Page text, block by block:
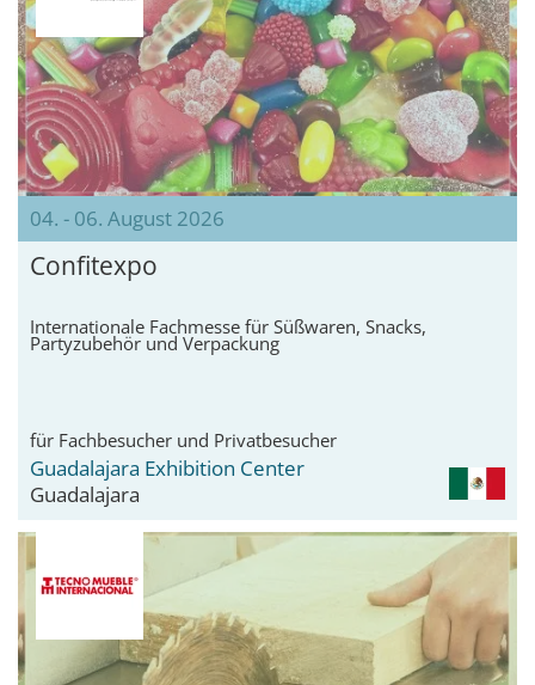
04. - 06. August 2026
Confitexpo
Internationale Fachmesse für Süßwaren, Snacks,
Partyzubehör und Verpackung
für Fachbesucher und Privatbesucher
Guadalajara Exhibition Center
Guadalajara